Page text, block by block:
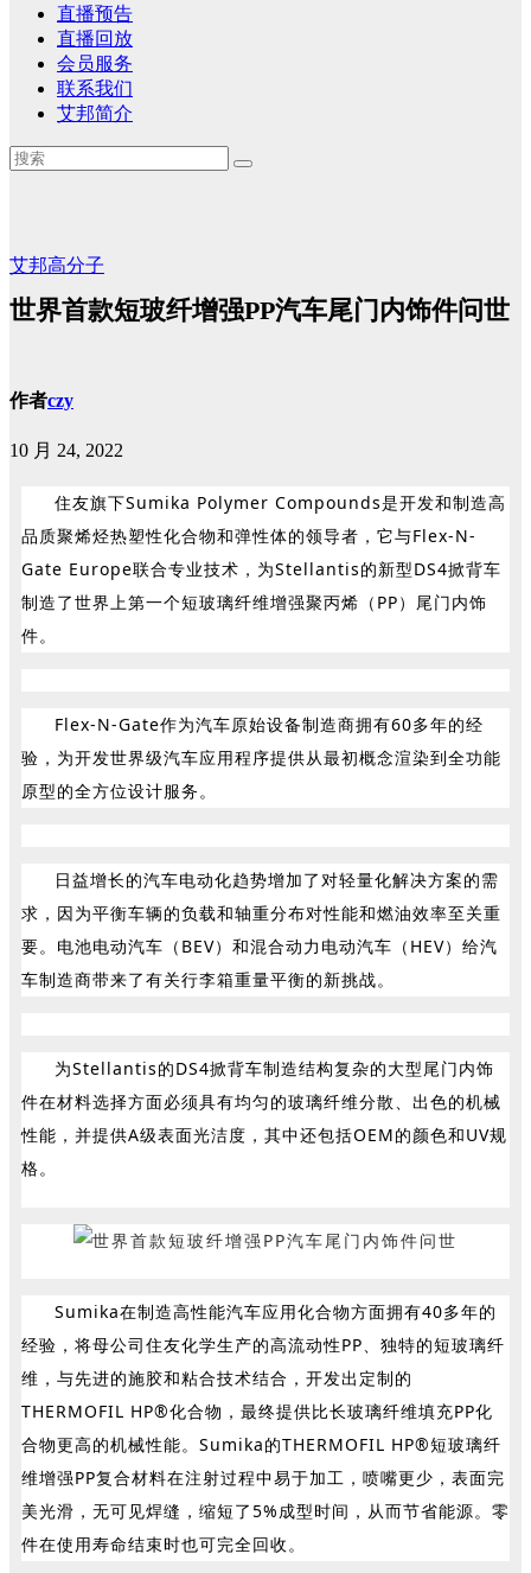
直播预告
直播回放
会员服务
联系我们
艾邦简介
艾邦高分子
世界首款短玻纤增强PP汽车尾门内饰件问世
作者czy
10 月 24, 2022
住友旗下Sumika Polymer Compounds是开发和制造高
品质聚烯烃热塑性化合物和弹性体的领导者，它与Flex-N-
Gate Europe联合专业技术，为Stellantis的新型DS4掀背车
制造了世界上第一个短玻璃纤维增强聚丙烯（PP）尾门内饰
件。
Flex-N-Gate作为汽车原始设备制造商拥有60多年的经
验，为开发世界级汽车应用程序提供从最初概念渲染到全功能
原型的全方位设计服务。
日益增长的汽车电动化趋势增加了对轻量化解决方案的需
求，因为平衡车辆的负载和轴重分布对性能和燃油效率至关重
要。电池电动汽车（BEV）和混合动力电动汽车（HEV）给汽
车制造商带来了有关行李箱重量平衡的新挑战。
为Stellantis的DS4掀背车制造结构复杂的大型尾门内饰
件在材料选择方面必须具有均匀的玻璃纤维分散、出色的机械
性能，并提供A级表面光洁度，其中还包括OEM的颜色和UV规
格。
Sumika在制造高性能汽车应用化合物方面拥有40多年的
经验，将母公司住友化学生产的高流动性PP、独特的短玻璃纤
维，与先进的施胶和粘合技术结合，开发出定制的
THERMOFIL HP®化合物，最终提供比长玻璃纤维填充PP化
合物更高的机械性能。Sumika的THERMOFIL HP®短玻璃纤
维增强PP复合材料在注射过程中易于加工，喷嘴更少，表面完
美光滑，无可见焊缝，缩短了5%成型时间，从而节省能源。零
件在使用寿命结束时也可完全回收。